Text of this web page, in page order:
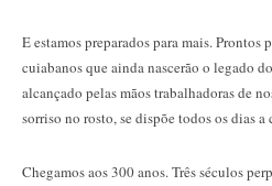
E estamos preparados para mais.
cuiabanos que ainda nascerão o legado
alcançado pelas mãos trabalhadoras de
sorriso no rosto, se dispõe todos os dias
Chegamos aos 300 anos. Três séculos